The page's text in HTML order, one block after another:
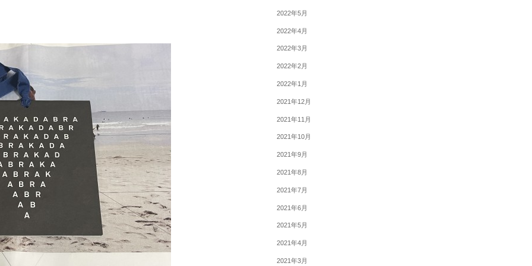
2022年5月
2022年4月
2022年3月
2022年2月
2022年1月
2021年12月
2021年11月
2021年10月
2021年9月
2021年8月
2021年7月
2021年6月
2021年5月
2021年4月
2021年3月